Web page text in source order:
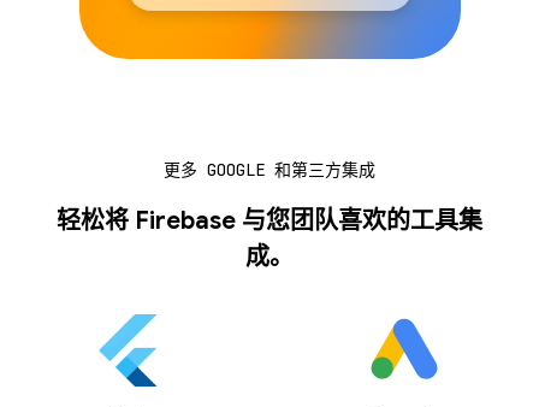
更多 GOOGLE 和第三方集成
轻松将 Firebase 与您团队喜欢的工具集
成。